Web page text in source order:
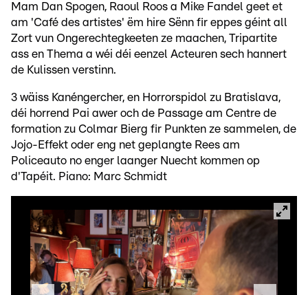
Mam Dan Spogen, Raoul Roos a Mike Fandel geet et
am 'Café des artistes' ëm hire Sënn fir eppes géint all
Zort vun Ongerechtegkeeten ze maachen, Tripartite
ass en Thema a wéi déi eenzel Acteuren sech hannert
de Kulissen verstinn.
3 wäiss Kanéngercher, en Horrorspidol zu Bratislava,
déi horrend Pai awer och de Passage am Centre de
formation zu Colmar Bierg fir Punkten ze sammelen, de
Jojo-Effekt oder eng net geplangte Rees am
Policeauto no enger laanger Nuecht kommen op
d'Tapéit. Piano: Marc Schmidt